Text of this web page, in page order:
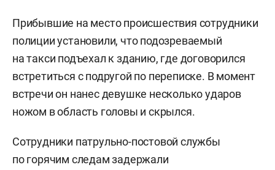
Прибывшие на место происшествия сотрудники
полиции установили, что подозреваемый
на такси подъехал к зданию, где договорился
встретиться с подругой по переписке. В момент
встречи он нанес девушке несколько ударов
ножом в область головы и скрылся.
Сотрудники патрульно-постовой службы
по горячим следам задержали